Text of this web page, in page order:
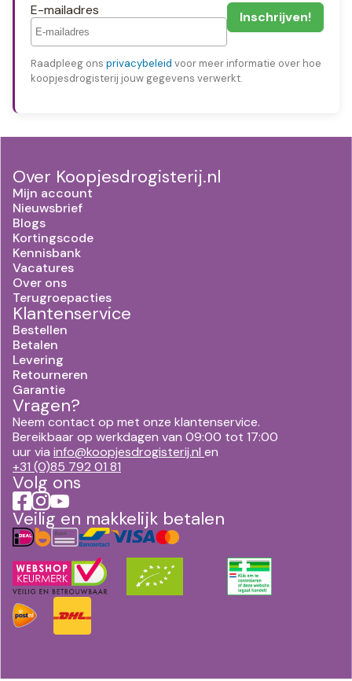
E-mailadres
Raadpleeg ons privacybeleid voor meer informatie over hoe
koopjesdrogisterij jouw gegevens verwerkt.
Over Koopjesdrogisterij.nl
Mijn account
Nieuwsbrief
Blogs
Kortingscode
Kennisbank
Vacatures
Over ons
Terugroepacties
Klantenservice
Bestellen
Betalen
Levering
Retourneren
Garantie
Vragen?
Neem contact op met onze klantenservice.
Bereikbaar op werkdagen van 09:00 tot 17:00
uur via info@koopjesdrogisterij.nl en
+31 (0)85 792 01 81
Volg ons
Veilig en makkelijk betalen